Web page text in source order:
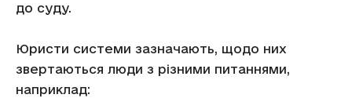
до суду.
Юристи системи зазначають, щодо них
звертаються люди з різними питаннями,
наприклад: